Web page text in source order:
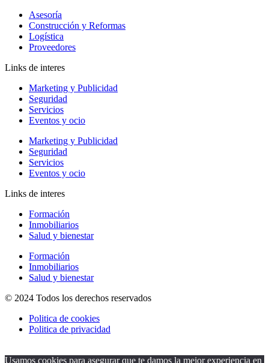
Asesoría
Construcción y Reformas
Logística
Proveedores
Links de interes
Marketing y Publicidad
Seguridad
Servicios
Eventos y ocio
Marketing y Publicidad
Seguridad
Servicios
Eventos y ocio
Links de interes
Formación
Inmobiliarios
Salud y bienestar
Formación
Inmobiliarios
Salud y bienestar
© 2024 Todos los derechos reservados
Politica de cookies
Politica de privacidad
Usamos cookies para asegurar que te damos la mejor experiencia en